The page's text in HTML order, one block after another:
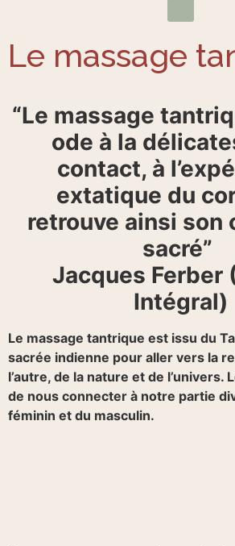
Le massage
“Le massage
ode à la
contact, à
extatique du
retrouve ainsi son
sacré”
Jacques Ferber
Intégral)
Le massage tantrique est issu du
sacrée indienne pour aller vers la
l’autre, de la nature et de l’univers.
de nous connecter à notre partie
féminin et du masculin.